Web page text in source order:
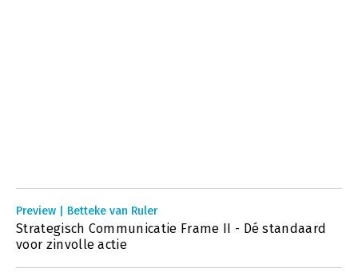
Preview | Betteke van Ruler
Strategisch Communicatie Frame II - Dé standaard
voor zinvolle actie